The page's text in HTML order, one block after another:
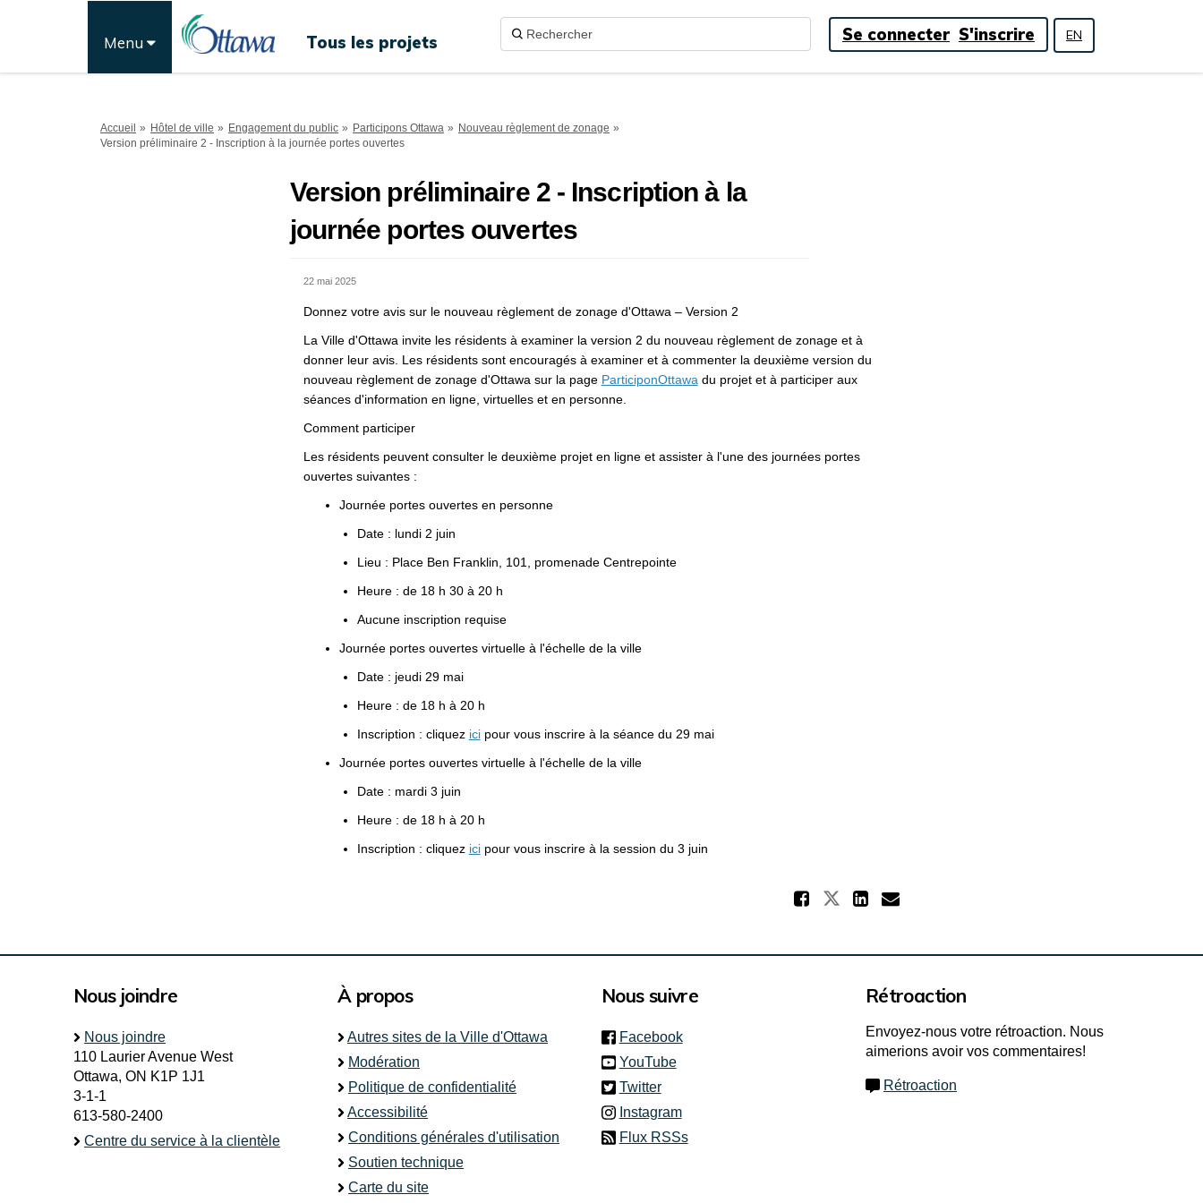
Menu EN
Tous les projets Se connecter S'inscrire
Vous êtes ici:
Accueil Hôtel de ville Engagement du public Participons Ottawa
Nouveau règlement de zonage
Version préliminaire 2 - Inscription à la journée portes ouvertes
Version préliminaire 2 - Inscription à la
journée portes ouvertes
22 mai 2025
Donnez votre avissur le nouveau règlementde zonage d'Ottawa – Version 2
La Ville d'Ottawa invite les résidents à examiner la version 2 du nouveau règlement de zonage et à
donner leur avis. Les résidents sont encouragés à examiner et à commenter la deuxième version du
nouveau règlement de zonage d'Ottawa sur la page ParticiponOttawa du projet et à participer aux
séances d'information en ligne, virtuelles et en personne.
Comment participer
Les résidents peuventconsulter le deuxième projet en ligneet assister à l'unedes journées portes
ouvertes suivantes:
Journée portesouvertes en personne
Date : lundi2 juin
Lieu : Place Ben Franklin, 101, promenade Centrepointe
Heure : de 18 h 30 à 20 h
Aucuneinscription requise
Journée portesouvertes virtuelleà l'échellede la ville
Date : jeudi29 mai
Heure : de 18 h à 20 h
Inscription : cliquez ici(Liens externes)
pour vous inscrireà la séance du 29 mai
Journée portesouvertes virtuelleà l'échellede la ville
Date : mardi3 juin
Heure : de 18 h à 20 h
Inscription : cliquez ici(Liens externes)
pour vous inscrireà la session du 3 juin
Partager Version préliminaire 2 -
Partager Version préliminaire
Partager Version
Courriel Version
Nous joindre
Nous joindre
110 Laurier Avenue West
Ottawa, ON K1P 1J1
3-1-1
613-580-2400
Centre du service à la clientèle
À propos
Autres sites de la Ville d'Ottawa
Modération
Politique de confidentialité
Accessibilité
Conditions générales d'utilisation
Soutien technique
Carte du site
Nous suivre
Facebook(link is external)
YouTube
Twitter(link is external)
Instagram
Flux RSSs
Rétroaction
Envoyez-nous votre rétroaction. Nous
aimerions avoir vos commentaires!
Rétroaction